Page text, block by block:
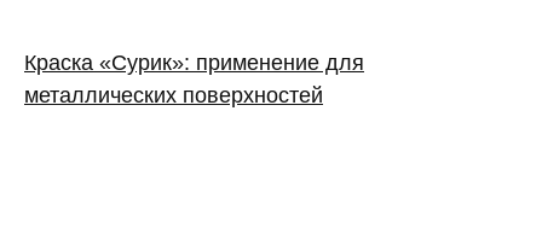
Краска «Сурик»: применение для
металлических поверхностей